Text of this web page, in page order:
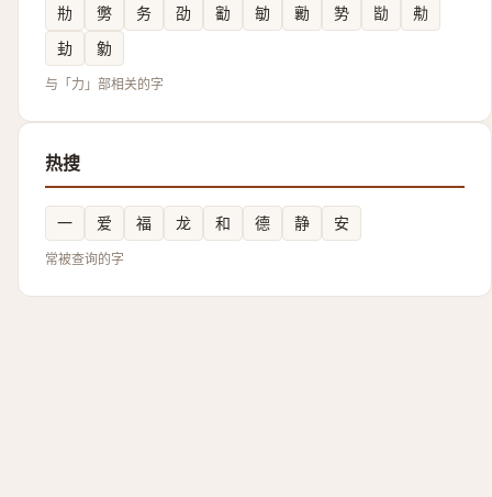
㔙 勶 务 劭 㔤 勄 勷 㔟 勓
㔗
劸
勨
与「力」部相关的字
热搜
一 爱 福 龙 和 德 静 安
常被查询的字